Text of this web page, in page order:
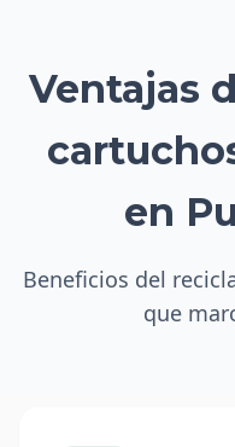
Ventajas
en
Beneficios del
que